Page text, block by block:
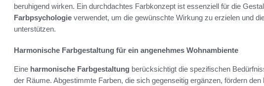
beruhigend wirken. Ein durchdachtes Farbkonzept ist essenziell für die
Farbpsychologie verwendet, um die gewünschte Wirkung zu erzielen und
unterstützen.
Harmonische Farbgestaltung für ein angenehmes Wohnambiente
Eine harmonische Farbgestaltung berücksichtigt die spezifischen
der Räume. Abgestimmte Farben, die sich gegenseitig ergänzen, fördern